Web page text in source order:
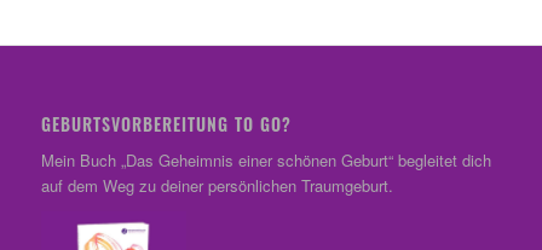
GEBURTSVORBEREITUNG TO GO?
Mein Buch „Das Geheimnis einer schönen Geburt“ begleitet dich
auf dem Weg zu deiner persönlichen Traumgeburt.